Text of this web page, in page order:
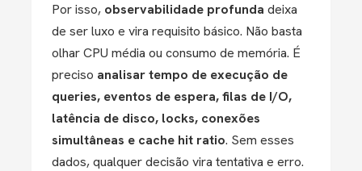
Por isso, observabilidade profunda deixa
de ser luxo e vira requisito básico. Não basta
olhar CPU média ou consumo de memória. É
preciso analisar tempo de execução de
queries, eventos de espera, filas de I/O,
latência de disco, locks, conexões
simultâneas e cache hit ratio. Sem esses
dados, qualquer decisão vira tentativa e erro.